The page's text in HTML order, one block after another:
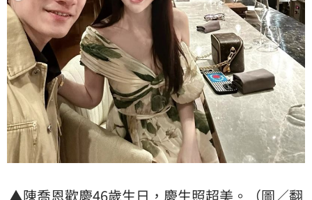
▲陳喬恩歡慶46歲生日 ， 慶生照超美。（圖／翻